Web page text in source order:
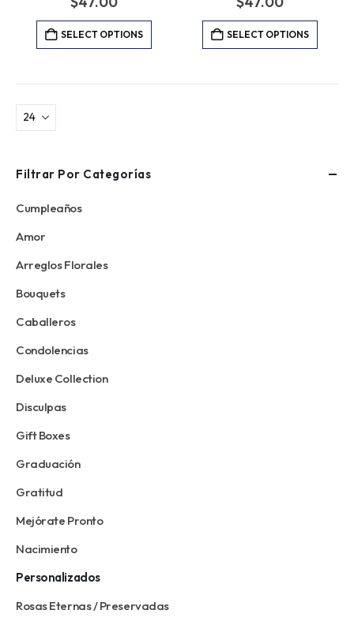
SELECT OPTIONS SELECT OPTIONS
Filtrar Por Categorías
Cumpleaños
Amor
Arreglos Florales
Bouquets
Caballeros
Condolencias
Deluxe Collection
Disculpas
Gift Boxes
Graduación
Gratitud
Mejórate Pronto
Nacimiento
Personalizados
Rosas Eternas / Preservadas